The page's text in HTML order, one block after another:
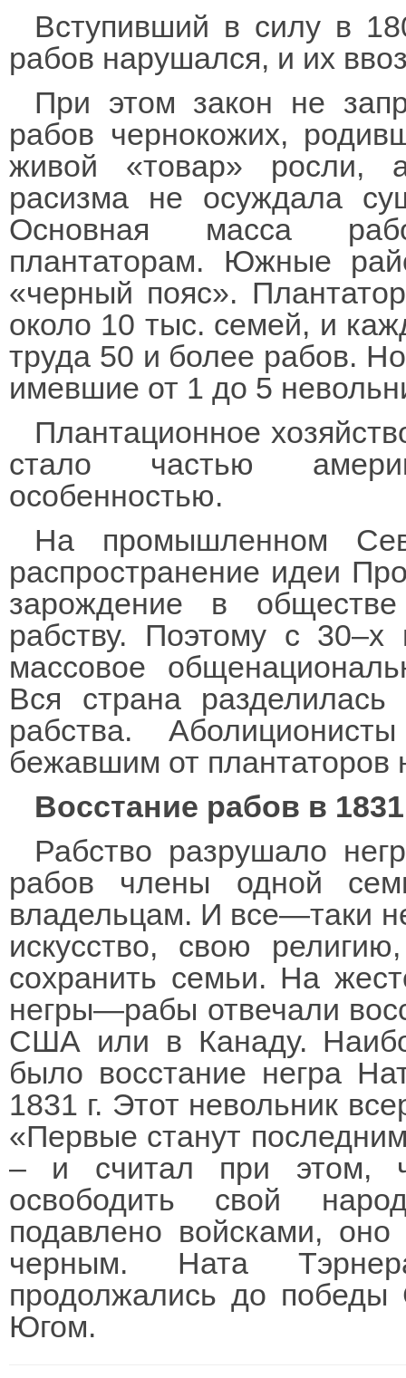
Вступивший в силу в
рабов нарушался, и их
При этом закон не
рабов чернокожих,
живой «товар» росли, а
расизма не осуждала
Основная масса
плантаторам. Южные
«черный пояс».
около 10 тыс. семей, и
труда 50 и более рабов.
имевшие от 1 до 5
Плантационное
стало частью
особенностью.
На промышленном
распространение идеи
зарождение в
рабству. Поэтому с
массовое
Вся страна
рабства.
бежавшим от плантаторов
Восстание рабов в 1831
Рабство разрушало
рабов члены одной
владельцам. И все—таки
искусство, свою
сохранить семьи. На
негры—рабы отвечали
США или в Канаду.
было восстание негра
1831 г. Этот невольник
«Первые станут
– и считал при этом,
освободить свой
подавлено войсками,
черным. Ната
продолжались до победы
Югом.